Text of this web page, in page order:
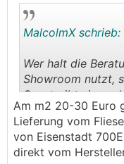
MalcolmX schrieb:
Wer halt die
Showroom nutzt,
Sonst gibts
Internet, und das
Fliesen/Parkett/
Die Händler
Am m2 20-30 Euro
Lieferung vom
von Eisenstadt
direkt vom